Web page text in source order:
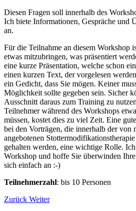
Diesen Fragen soll innerhalb des
Ich biete Informationen, Gespräche und
an.
Für die Teilnahme an diesem Workshop
etwas mitzubringen, was präsentiert
eine kurze Präsentation, welche schon
einen kurzen Text, der vorgelesen
ein Gedicht, dass Sie mögen. Keiner
Möglichkeit sollte gegeben sein. Sicher
Ausschnitt daraus zum Training zu
Teilnehmer während des Workshops
müssen, kostet dies zu viel Zeit. Eine
bei den Vorträgen, die innerhalb der von
angebotenen
gehalten werden, eine wichtige Rolle.
Workshop und hoffe Sie überwinden
sich einfach an :-)
Teilnehmerzahl: bis 10 Personen
Zurück Weiter